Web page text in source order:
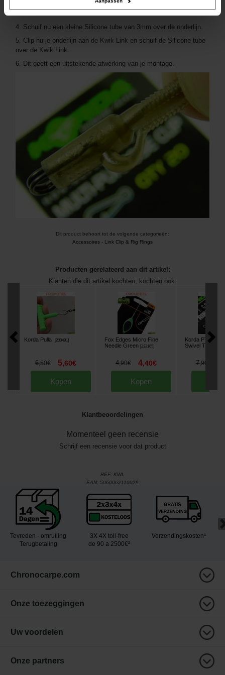
onderlijn zal hierdoor zachter worden waardoor het uiteindelijke
4. Schuif nu een kleine Silicone tube van 3mm over de onderlijn.
5. Clip nu je onderlijn aan de Kwik Link en schuif de Silicone tube
over de Kwik Link.
6. Dit geeft een uitstekende afwerking van je montage.
Dit product behoort tot de volgende categorieën:
Accessoires - Link Clip & Rig Rings
Producten gerelateerd aan dit artikel:
Klanten die dit artikel kochten, kochten ook:
Korda Pulla 230491]
6,50€ 5,60€
Kopen
Fox Edges Micro Fine
Needle Green
232165]
4,90€ 4,40€
Kopen
Korda PTFE
Swivel T8 (x8)
7,90
Klantbeoordelingen
Momenteel geen recensie
Schrijf een recensie voor dat product
REF: KWL
EAN: 5060062110029
Tevreden - omruiling
Terugbetaling
3X 4X toll-free
de 90 a 2500€²
Verzendingskosten¹
Chronocarpe.com
Onze toezeggingen
Uw voordelen
Onze partners